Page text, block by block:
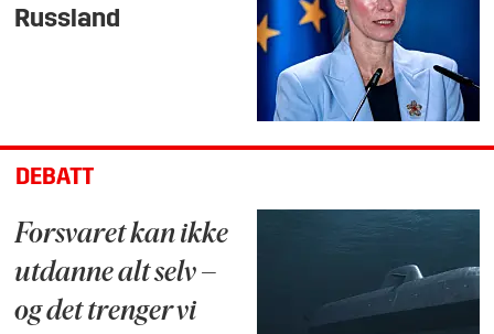
Russland
DEBATT
Forsvaret kan ikke
utdanne alt selv –
og det trenger vi